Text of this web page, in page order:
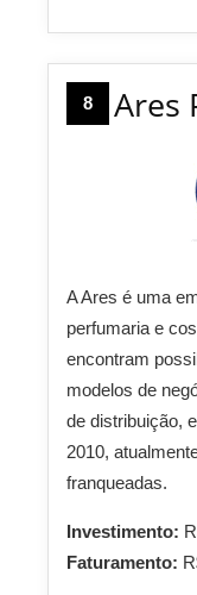
8 Ares
A Ares é uma
perfumaria e
encontram
modelos de
de distribuição,
2010,
franqueadas.
Investimento:
Faturamento: